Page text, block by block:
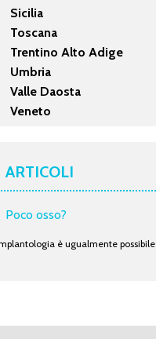
Sicilia
Toscana
Trentino Alto Adige
Umbria
Valle Daosta
Veneto
ARTICOLI
Poco osso?
è ugualmente possibile